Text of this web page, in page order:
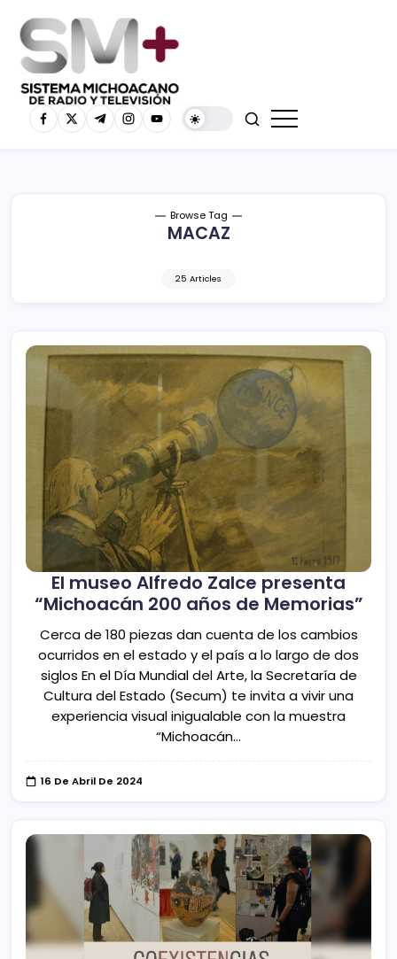
Browse Tag
MACAZ
25 Articles
El museo Alfredo Zalce presenta
“Michoacán 200 años de Memorias”
Cerca de 180 piezas dan cuenta de los cambios
ocurridos en el estado y el país a lo largo de dos
siglos En el Día Mundial del Arte, la Secretaría de
Cultura del Estado (Secum) te invita a vivir una
experiencia visual inigualable con la muestra
“Michoacán…
16 De Abril De 2024